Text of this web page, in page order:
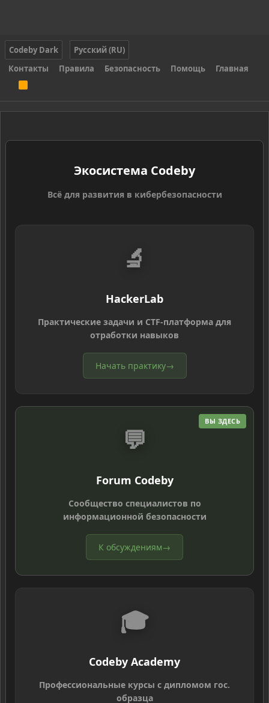
Codeby Dark
Русский (RU)
Контакты
Правила Безопасность Помощь Главная
S
Экосистема Codeby
Всё для развития в кибербезопасности
🔬
HackerLab
Практические задачи и CTF-платформа для
отработки навыков
Начать практику→
ВЫ ЗДЕСЬ
💬
Forum Codeby
Сообщество специалистов по
информационной безопасности
К обсуждениям→
🎓
Codeby Academy
Профессиональные курсы с дипломом гос.
образца